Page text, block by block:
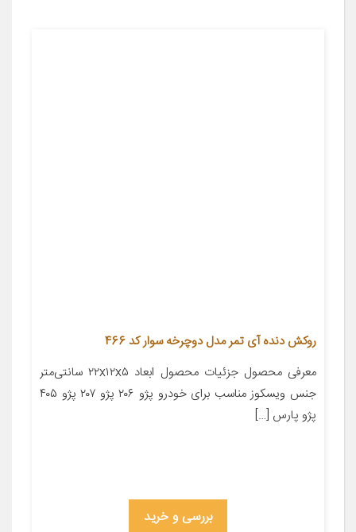
روکش دنده آی تمر مدل دوچرخه سوار کد 466
معرفی محصول جزئیات محصول ابعاد ۲۲x۱۲x۵ سانتی‌متر
جنس ویسکوز مناسب برای خودرو پژو ۲۰۶ پژو ۲۰۷ پژو ۴۰۵
پژو پارس […]
بررسی و خرید